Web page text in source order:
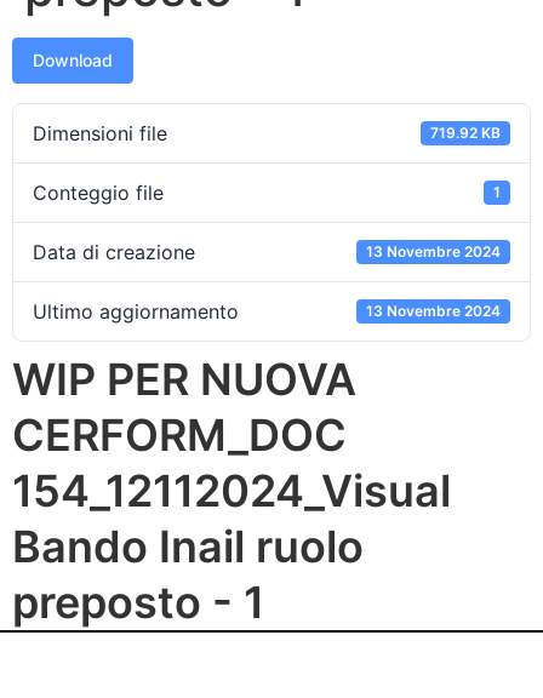
Download
Dimensioni file 719.92 KB
Conteggio file 1
Data di creazione 13 Novembre 2024
Ultimo aggiornamento 13 Novembre 2024
WIP PER NUOVA
CERFORM_DOC
154_12112024_Visual
Bando Inail ruolo
preposto - 1